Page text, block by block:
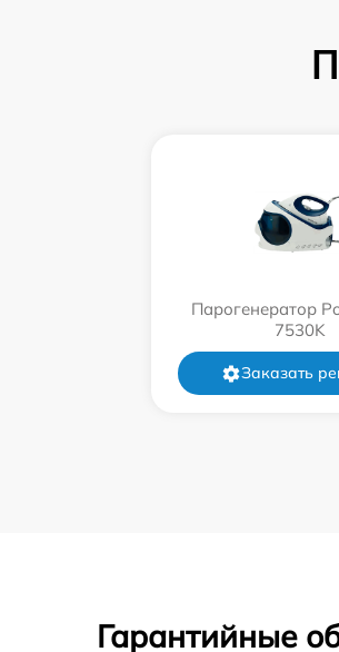
Парогенератор
7530K
Заказать
Гарантийные